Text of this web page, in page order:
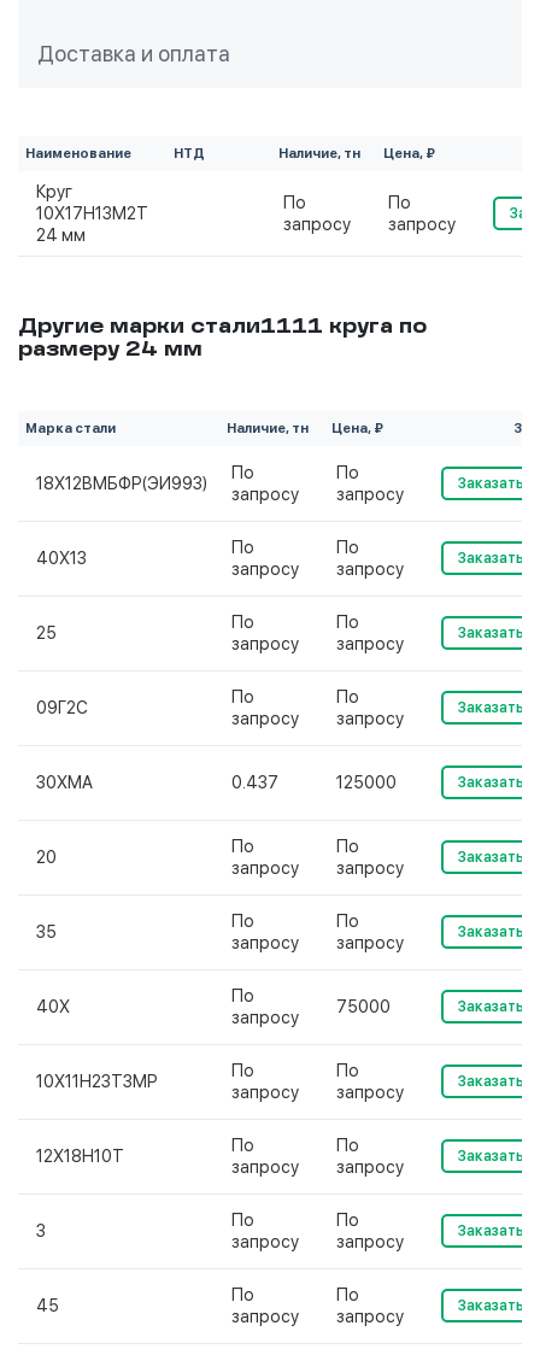
Доставка и оплата
Наименование НТД Наличие, тн Цена, ₽
Круг
10Х17Н13М2Т
24 мм
По
запросу
По
запросу
Другие марки стали1111 круга по
размеру 24 мм
Марка стали Наличие, тн Цена, ₽
18Х12ВМБФР(ЭИ993)
По
запросу
По
запросу
Заказать
40Х13
По
запросу
По
запросу
Заказать
25
По
запросу
По
запросу
Заказать
09Г2С
По
запросу
По
запросу
Заказать
30ХМА 0.437 125000 Заказать
20
По
запросу
По
запросу
Заказать
35
По
запросу
По
запросу
Заказать
40Х
По
запросу
75000 Заказать
10Х11Н23Т3МР
По
запросу
По
запросу
Заказать
12Х18Н10Т
По
запросу
По
запросу
Заказать
3
По
запросу
По
запросу
Заказать
45
По
запросу
По
запросу
Заказать